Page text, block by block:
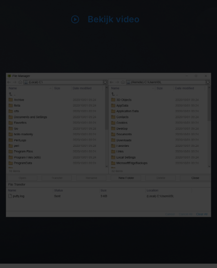
play_circle Bekijk video